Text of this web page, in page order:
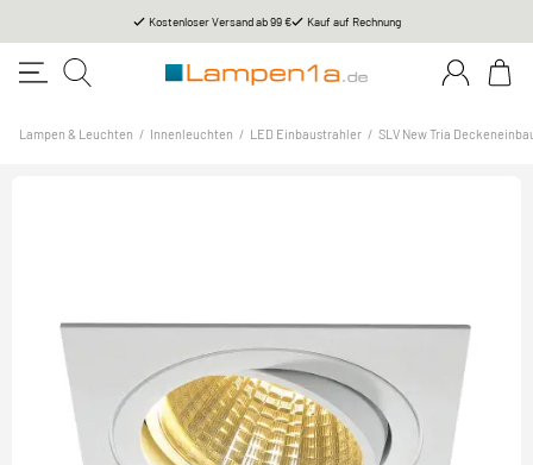
Kostenloser Versand ab 99 € Kauf auf Rechnung
Lampen & Leuchten / Innenleuchten / LED Einbaustrahler / SLV New Tria